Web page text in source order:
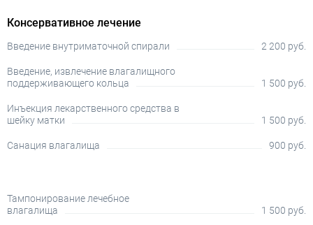
Консервативное лечение
Введение внутриматочной спирали 2 200 руб.
Введение, извлечение влагалищного
поддерживающего кольца
1 500 руб.
Инъекция лекарственного средства в
шейку матки
1 500 руб.
Санация влагалища 900 руб.
Тампонирование лечебное
влагалища
1 500 руб.